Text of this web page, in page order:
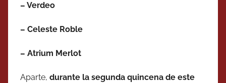
– Verdeo
– Celeste Roble
– Atrium Merlot
Aparte, durante la segunda quincena de este